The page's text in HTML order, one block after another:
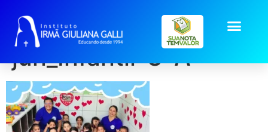
post2026-
jun_Infantil-3-A